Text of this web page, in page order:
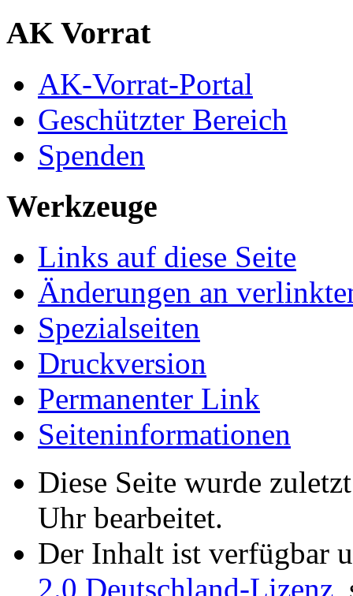
AK Vorrat
AK-Vorrat-Portal
Geschützter Bereich
Spenden
Werkzeuge
Links auf diese Seite
Änderungen an
Spezialseiten
Druckversion
Permanenter Link
Seiten­­informationen
Diese Seite wurde
Uhr bearbeitet.
Der Inhalt ist verfügbar
2.0 Deutschland-Lizenz